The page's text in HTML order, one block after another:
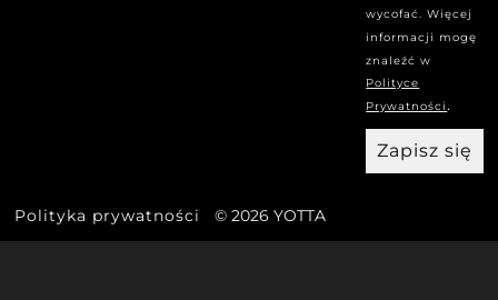
wycofać. Więcej
informacji mogę
znaleźć w
Polityce
Prywatności.
Zapisz się
Polityka prywatności © 2026 YOTTA